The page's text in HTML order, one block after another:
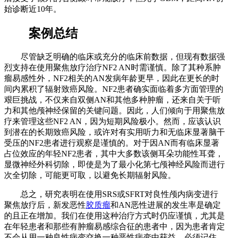
始诊断近10年。
案例总结
尽管缺乏明确的临床或充分的临床前数据，但现有数据强
烈支持在使用聚焦放疗治疗NF2 AN时需谨慎。除了其种系肿
瘤易感性外，NF2相关的AN发病年龄更早，因此在更长的时
间内累积了辐射致癌风险。NF2患者确实面临着多方面管理的
艰巨挑战，不仅来自双侧AN和其他多种肿瘤，还来自关于听
力和其他颅神经保留的关键问题。因此，人们倾向于用聚焦放
疗来管理这些NF2 AN，因为短期风险极小。然而，应该认识
到潜在的长期致癌风险，或许对有实用听力和无临床显著脑干
受压的NF2患者进行观察是谨慎的。对于因AN而有临床显著
占位效应的年轻NF2患者，其中大多数该侧耳朵功能性耳聋，
显微神经外科切除，即使是为了最小化第七颅神经风险而进行
次全切除，可能更可取，以避免长期辐射风险。
总之，研究表明在使用SRS或SFRT对良性颅内病变进行
聚焦放疗后，新发恶性胶质瘤和AN恶性进展的发生率是确定
的且正在增加。我们在使用这种治疗方式时仍应谨慎，尤其是
在年轻患者和那些有肿瘤易感综合征的患者中，因为患者肯定